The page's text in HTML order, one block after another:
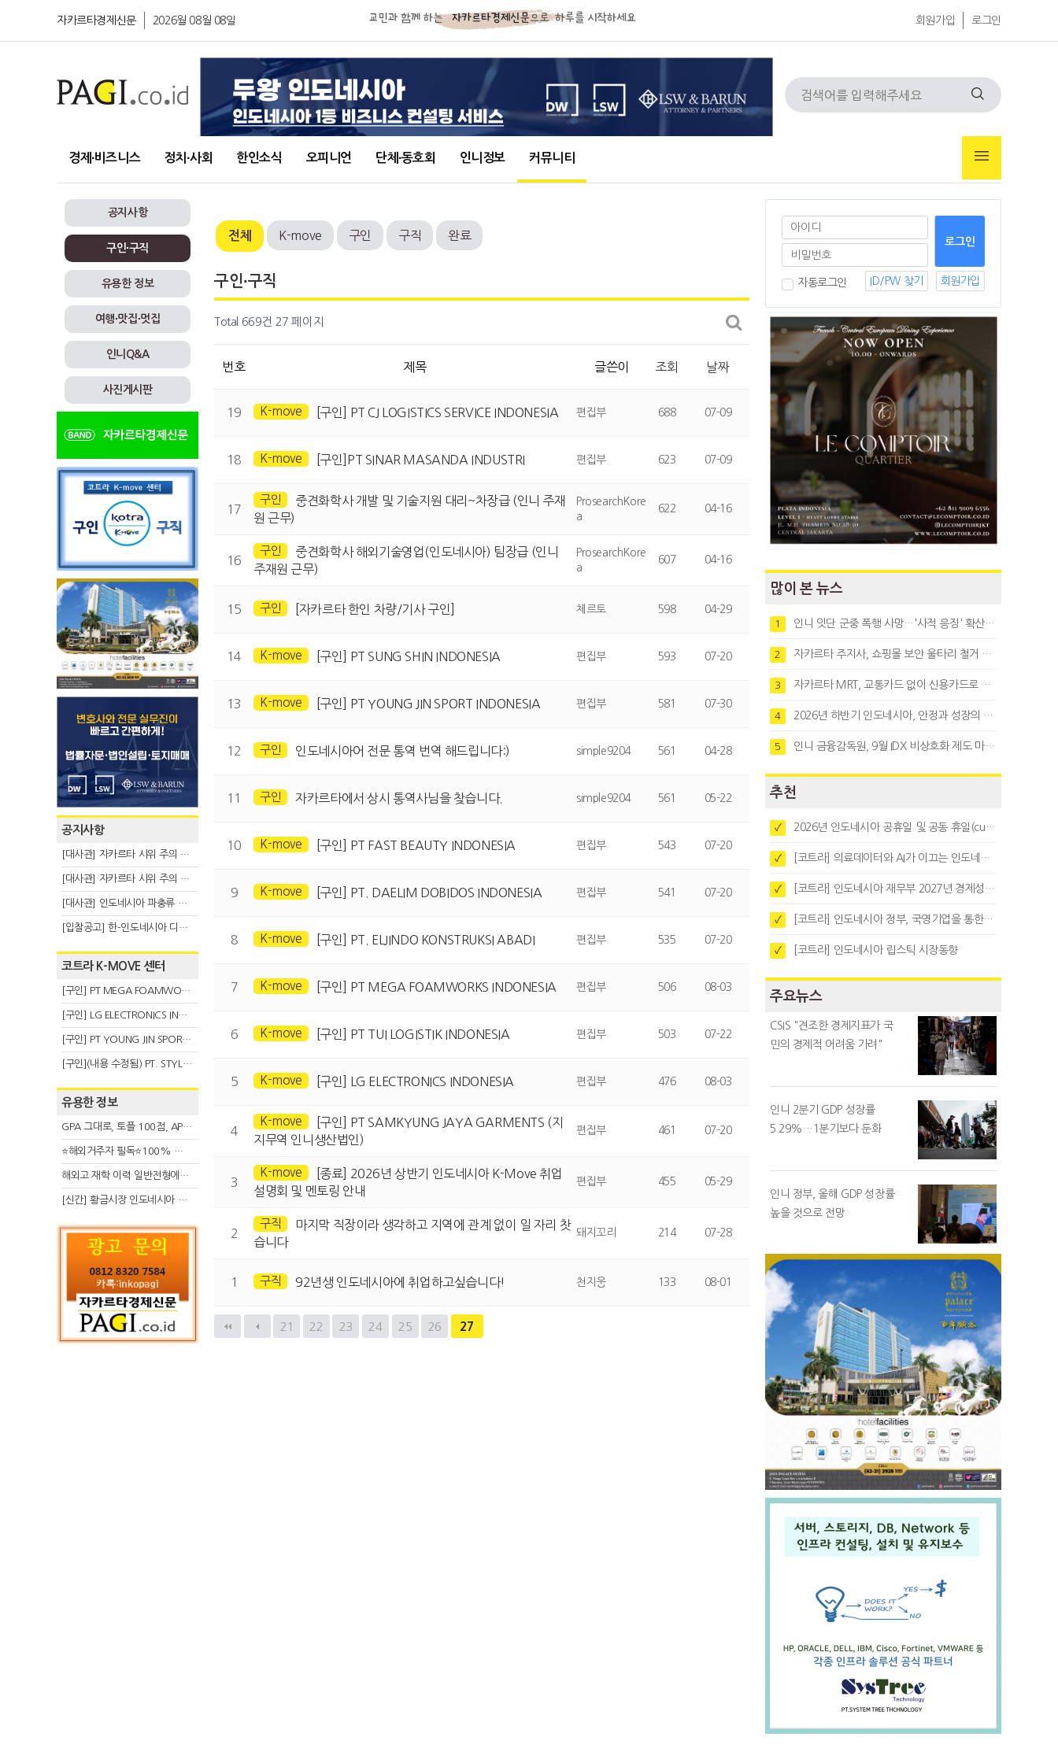
자카르타경제신문 2026월 08월 08일 회원가입 로그인
경제∙비즈니스 정치∙사회 한인소식 오피니언 단체∙동호회 인니정보 커뮤니티
공지사항
구인∙구직
유용한 정보
여행∙맛집∙멋집
인니Q&A
사진게시판
공지사항
[대사관] 자카르타 시위 주의 안내(8.6)
[대사관] 자카르타 시위 주의 안내(8.3)
[대사관] 인도네시아 파충류 불법 반출 주의 (7.29)
[입찰공고] 한-인도네시아 디지털융복합 탈 전시회
코트라 K-MOVE 센터
[구인] PT MEGA FOAMWORKS INDONESIA
[구인] LG ELECTRONICS INDONESIA
[구인] PT YOUNG JIN SPORT INDONESIA
[구인](내용 수정됨) PT. STYLE KOREAN INDONESIA (스타일 코리안 인도네시아)
유용한 정보
GPA 그대로, 토플 100점, AP 막막 — 원인은 하나입니다
⭐해외거주자 필독⭐100% 온라인 마지막 한국어교원 2급 추가모집 (~8/2)
해외고 재학 이력 일반전형에서 분명한 입시 강점 살리는 전략
[신간] 황금시장 인도네시아 슈퍼리치의 성공 수업
전체 K-move 구인 구직 완료
구인∙구직
Total 669건 27 페이지
번호 제목 글쓴이 조회 날짜
19 K-move [구인] PT CJ LOGISTICS SERVICE INDONESIA 편집부 688 07-09
18 K-move [구인]PT SINAR MASANDA INDUSTRI 편집부 623 07-09
17
구인
중견화학사 개발 및 기술지원 대리~차장급 (인니 주재
원 근무)
ProsearchKore
a
622 04-16
16
구인
중견화학사 해외기술영업(인도네시아) 팀장급 (인니
주재원 근무)
ProsearchKore
a
607 04-16
15 구인 [자카르타 한인 차량/기사 구인] 체르토 598 04-29
14 K-move [구인] PT SUNG SHIN INDONESIA 편집부 593 07-20
13 K-move [구인] PT YOUNG JIN SPORT INDONESIA 편집부 581 07-30
12 구인 인도네시아어 전문 통역 번역 해드립니다:) simple9204 561 04-28
11 구인 자카르타에서 상시 통역사님을 찾습니다. simple9204 561 05-22
10 K-move [구인] PT FAST BEAUTY INDONESIA 편집부 543 07-20
9 K-move [구인] PT. DAELIM DOBIDOS INDONESIA 편집부 541 07-20
8 K-move [구인] PT. ELJINDO KONSTRUKSI ABADI 편집부 535 07-20
7 K-move [구인] PT MEGA FOAMWORKS INDONESIA 편집부 506 08-03
6 K-move [구인] PT TUI LOGISTIK INDONESIA 편집부 503 07-22
5 K-move [구인] LG ELECTRONICS INDONESIA 편집부 476 08-03
4
K-move
[구인] PT SAMKYUNG JAYA GARMENTS (지
지무역 인니생산법인)
편집부 461 07-20
3
K-move
[종료] 2026년 상반기 인도네시아 K-Move 취업
설명회 및 멘토링 안내
편집부 455 05-29
2
구직
마지막 직장이라 생각하고 지역에 관계 없이 일 자리 찻
습니다
돼지꼬리 214 07-28
1 구직 92년생 인도네시아에 취업하고싶습니다! 천지웅 133 08-01
21 22 23 24 25 26 27
자동로그인 ID/PW 찾기 회원가입
많이 본 뉴스
1 인니 잇단 군중 폭행 사망…'사적 응징' 확산에 법치 우려
2 자카르타 주지사, 쇼핑몰 보안 울타리 철거 요청…"치안 문제없다"
3 자카르타 MRT, 교통카드 없이 신용카드로 바로 탄다
4 2026년 하반기 인도네시아, 안정과 성장의 시험대
5 인니 금융감독원, 9월 IDX 비상호화 제도 마련…주식회사 전환 본격화
추천
✓ 2026년 인도네시아 공휴일 및 공동 휴일(cuti bersama)
✓ [코트라] 의료데이터와 AI가 이끄는 인도네시아 디지털 헬스케어 시장 트렌드
✓ [코트라] 인도네시아 재무부 2027년 경제성장 전망 및 목표 발표
✓ [코트라] 인도네시아 정부, 국영기업을 통한 석탄·팜유·합금철 수출 중앙집중화 추진
✓ [코트라] 인도네시아 립스틱 시장동향
주요뉴스
CSIS "견조한 경제지표가 국
민의 경제적 어려움 가려"
인니 2분기 GDP 성장률
5.29%…1분기보다 둔화
인니 정부, 올해 GDP 성장률
높을 것으로 전망